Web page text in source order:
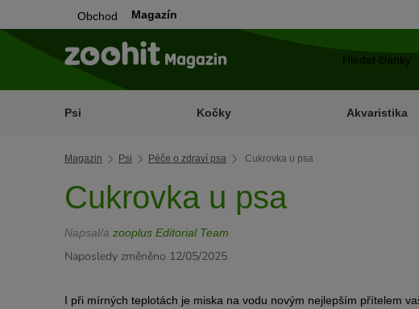
Obchod Magazín
Psi Kočky Akvaristika
Magazin Psi Péče o zdraví psa Cukrovka u psa
Cukrovka u psa
Napsal/a zooplus Editorial Team
Naposledy změněno 12/05/2025
I při mírných teplotách je miska na vodu novým nejlepším přítelem